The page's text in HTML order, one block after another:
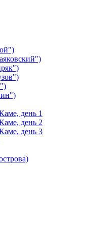
день 1
день 2
день 3